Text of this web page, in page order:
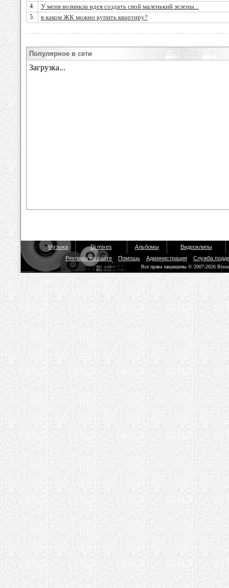
4. У меня возникла идея создать свой маленький зелены...
5. в каком ЖК можно купить квартиру?
Популярное в сети
Музыка Dj mixes Альбомы
Видеоклипы
Реклама на сайте
Помощь Администрация Служба
Все права защищены © 2007-2026